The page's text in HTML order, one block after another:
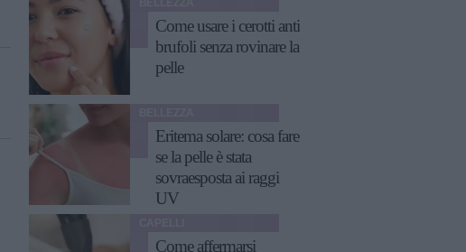
Come usare i cerotti anti
brufoli senza rovinare la
pelle
Eritema solare: cosa fare
se la pelle è stata
sovraesposta ai raggi
UV
Come affermarsi